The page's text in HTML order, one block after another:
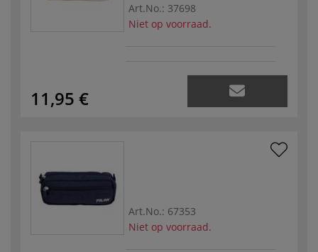
Art.No.: 37698
Niet op voorraad.
11,95 €
Art.No.: 67353
Niet op voorraad.